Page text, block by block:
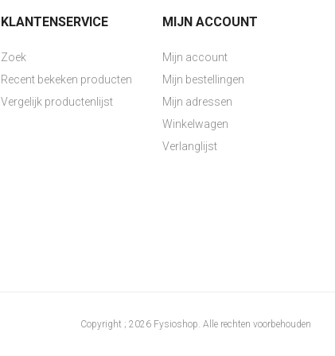
KLANTENSERVICE
Zoek
Recent bekeken producten
Vergelijk productenlijst
MIJN ACCOUNT
Mijn account
Mijn bestellingen
Mijn adressen
Winkelwagen
Verlanglijst
Copyright ; 2026 Fysioshop. Alle rechten voorbehouden